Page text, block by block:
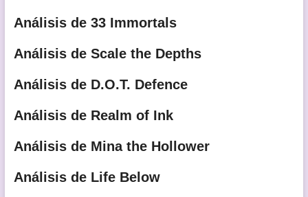
Análisis de 33 Immortals
Análisis de Scale the Depths
Análisis de D.O.T. Defence
Análisis de Realm of Ink
Análisis de Mina the Hollower
Análisis de Life Below